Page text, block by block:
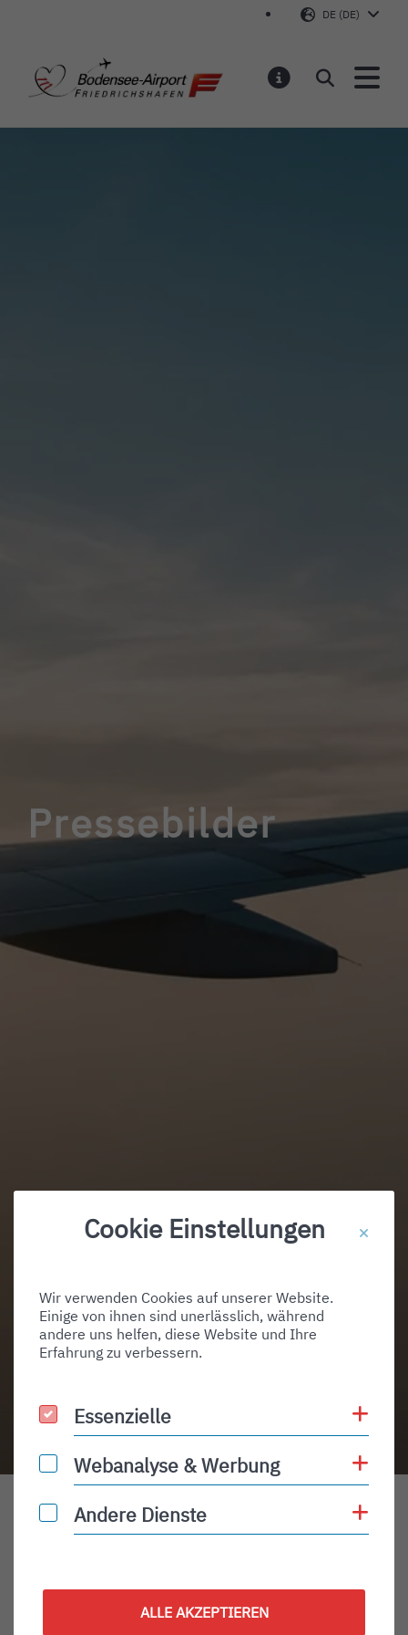
DE (DE)
Bodensee-Airport
Suchen
Pressebilder
Unternehmen
Publikationen
Pressebilder
Einleitung
Cookie Einstellungen
Wir verwenden Cookies auf unserer Website.
Einige von ihnen sind unerlässlich, während
andere uns helfen, diese Website und Ihre
Erfahrung zu verbessern.
Essenzielle
Essenzielle
Webanalyse & Werbung
Webanalyse & Werbung
Andere Dienste
Andere Dienste
ALLE AKZEPTIEREN